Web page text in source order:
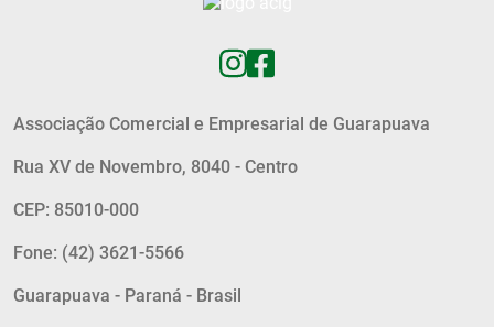
Associação Comercial e Empresarial de Guarapuava
Rua XV de Novembro, 8040 - Centro
CEP: 85010-000
Fone: (42) 3621-5566
Guarapuava - Paraná - Brasil